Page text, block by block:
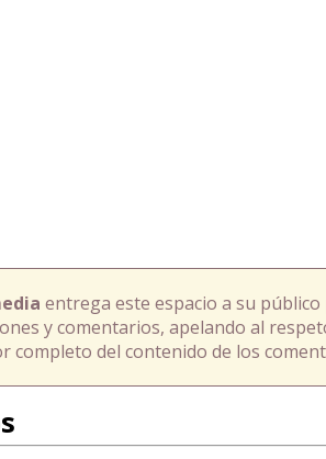
entrega este espacio a su
y comentarios, apelando al
completo del contenido de los